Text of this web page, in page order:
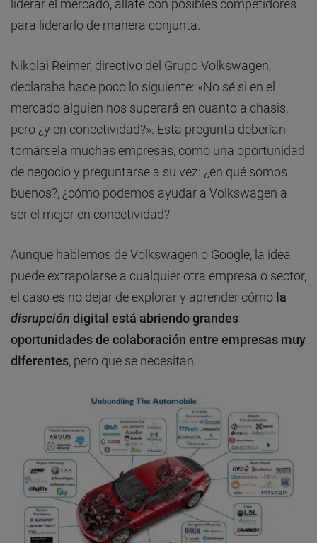
liderar el mercado, alíate con posibles competidores
para liderarlo de manera conjunta.
Nikolai Reimer, directivo del Grupo Volkswagen,
declaraba hace poco lo siguiente: «No sé si en el
mercado alguien nos superará en cuanto a chasis,
pero ¿y en conectividad?». Esta pregunta deberían
tomársela muchas empresas, como una oportunidad
de negocio y preguntarse a su vez: ¿en qué somos
buenos?, ¿cómo podemos ayudar a Volkswagen a
ser el mejor en conectividad?
Aunque hablemos de Volkswagen o Google, la idea
puede extrapolarse a cualquier otra empresa o sector,
el caso es no dejar de explorar y aprender cómo la
disrupción digital está abriendo grandes
oportunidades de colaboración entre empresas muy
diferentes, pero que se necesitan.